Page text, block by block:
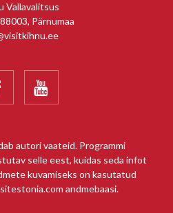
Vallavalitsus
Pärnumaa

autori vaateid. Programmi
selle eest, kuidas seda infot
kuvamiseks on kasutatud
andmebaasi.